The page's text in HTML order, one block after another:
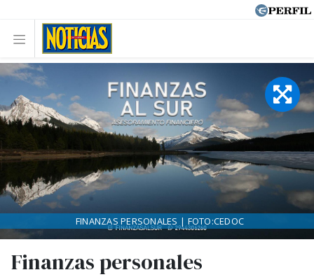
Finanzas personales
FINANZAS PERSONALES | FOTO:CEDOC